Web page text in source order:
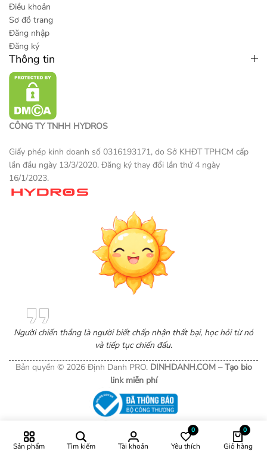
Điều khoản
Sơ đồ trang
Đăng nhập
Đăng ký
Thông tin
CÔNG TY TNHH HYDROS
Giấy phép kinh doanh số 0316193171, do Sở KHĐT TPHCM cấp
lần đầu ngày 13/3/2020. Đăng ký thay đổi lần thứ 4 ngày
16/1/2023.
Người chiến thắng là người biết chấp nhận thất bại, học hỏi từ nó
và tiếp tục chiến đấu.
Bản quyền © 2026 Định Danh PRO. DINHDANH.COM –Tạo bio
link miễn phí
Sản phẩm Tìm kiếm Tài khoản
0
Yêu thích
0
Giỏ hàng